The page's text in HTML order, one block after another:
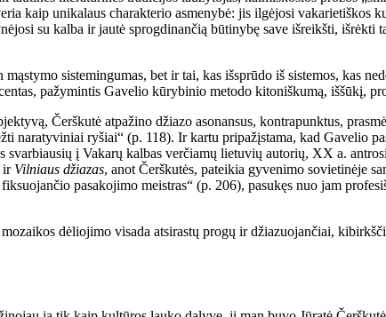
kaip unikalaus charakterio asmenybė: jis ilgėjosi vakarietiškos
su kalba ir jautė sprogdinančią būtinybę save išreikšti, išrėkti
sistemingumas, bet ir tai, kas išsprūdo iš sistemos, kas
pažymintis Gavelio kūrybinio metodo kitoniškumą, iššūkį,
Čerškutė atpažino džiazo asonansus, kontrapunktus,
naratyviniai ryšiai“ (p. 118). Ir kartu pripažįstama, kad Gavelio
į Vakarų kalbas verčiamų lietuvių autorių, XX a.
ir Vilniaus džiazas, anot Čerškutės, pateikia gyvenimo sovietinėje
pasakojimo meistras“ (p. 206), pasukęs nuo jam
dėliojimo visada atsirastų progų ir džiazuojančiai,